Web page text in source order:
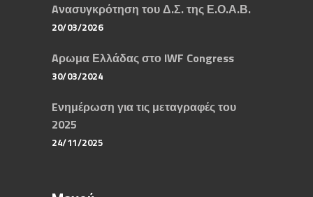
Aνασυγκρότηση του Δ.Σ. της Ε.Ο.Α.Β.
20/03/2026
Aρωμα Ελλάδας στο IWF Congress
30/03/2024
Eνημέρωση για τις μεταγραφές του
2025
24/11/2025